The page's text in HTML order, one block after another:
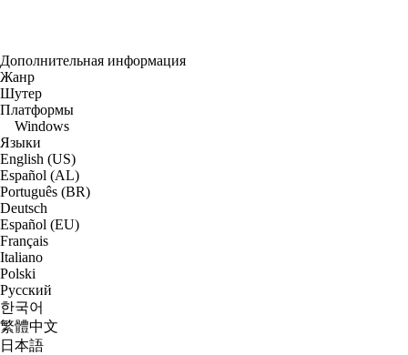
Дополнительная информация
Жанр
Шутер
Платформы
Windows
Языки
English (US)
Español (AL)
Português (BR)
Deutsch
Español (EU)
Français
Italiano
Polski
Русский
한국어
繁體中文
日本語